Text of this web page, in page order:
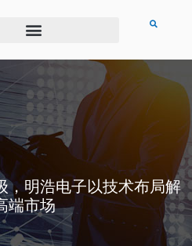
，明浩电子以技术布局解
端市场